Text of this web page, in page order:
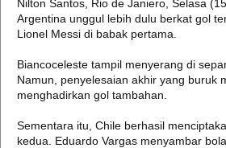
Nilton Santos, Rio de Janiero, Selasa
Argentina unggul lebih dulu berkat gol
Lionel Messi di babak pertama.
Biancoceleste tampil menyerang di
Namun, penyelesaian akhir yang buruk
menghadirkan gol tambahan.
Sementara itu, Chile berhasil
kedua. Eduardo Vargas menyambar